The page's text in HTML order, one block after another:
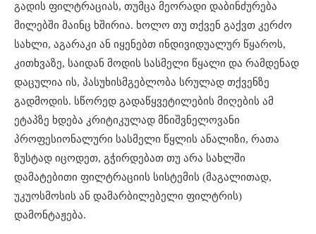
გადის ფილტრაციას, თუმცა მეორადი დაბინძურება
მილებში მაინც ხშირია. ხოლო თუ თქვენ გაქვთ კერძო
სახლი, აგარაკი ან იყენებთ ინდივიდუალურ წყაროს,
კითხვაზე, საიდან მოდის სასმელი წყალი და რამდენად
დაცულია ის, პასუხისმგებლობა სრულად თქვენზე
გადმოდის. სწორედ გადაწყვეტილების მიღების ამ
ეტაპზე ხდება კრიტიკულად მნიშვნელოვანი
პროფესიონალური სასმელი წყლის ანალიზი, რათა
ზუსტად იცოდეთ, გჭირდებათ თუ არა სახლში
დამატებითი ფილტრაციის სისტემის (მაგალითად,
უკუოსმოსის ან დამარბილებელი ფილტრის)
დამონტაჟება.